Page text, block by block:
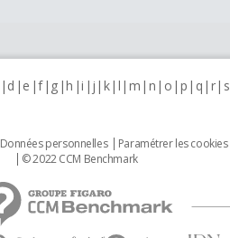
d e f g h i j k l m n o p q r s
Données personnelles Paramétrer les cookies
© 2022 CCM Benchmark